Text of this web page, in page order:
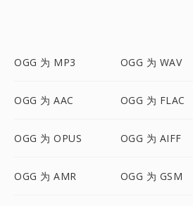
OGG 为 MP3 OGG 为 WAV
OGG 为 AAC OGG 为 FLAC
OGG 为 OPUS OGG 为 AIFF
OGG 为 AMR OGG 为 GSM